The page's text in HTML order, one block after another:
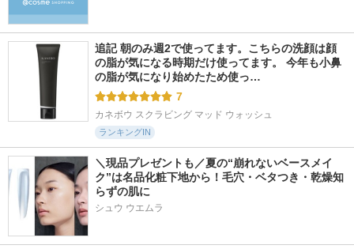
追記 朝のみ週2で使ってます。こちらの洗顔は顔
の脂が気になる時期だけ使ってます。 今年も小鼻
の脂が気になり始めたため使っ…
7
カネボウ スクラビング マッド ウォッシュ
ランキングIN
＼現品プレゼントも／夏の“崩れないベースメイ
ク”は名品化粧下地から！毛穴・ベタつき・乾燥知
らずの肌に
シュウ ウエムラ